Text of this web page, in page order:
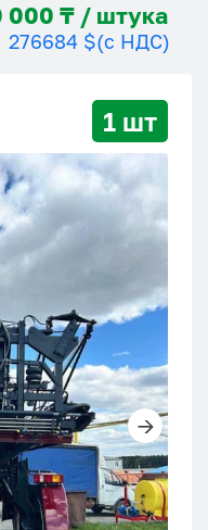
130 000 000 ₸ / штука
276684 $(с НДС)
1 шт